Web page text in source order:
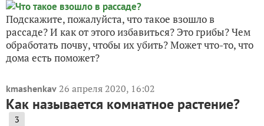
Подскажите, пожалуйста, что такое взошло в
рассаде? И как от этого избавиться? Это грибы? Чем
обработать почву, чтобы их убить? Может что-то, что
дома есть поможет?
kmashenkav 26 апреля 2020, 16:02
Как называется комнатное растение?
3